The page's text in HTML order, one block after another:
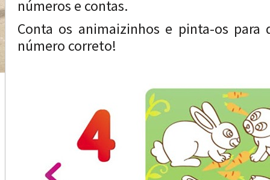
números e contas.
Conta os animaizinhos e pinta-os para
número correto!